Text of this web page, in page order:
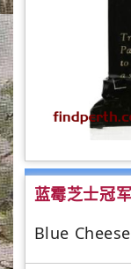
蓝霉芝士冠军
Blue Cheese